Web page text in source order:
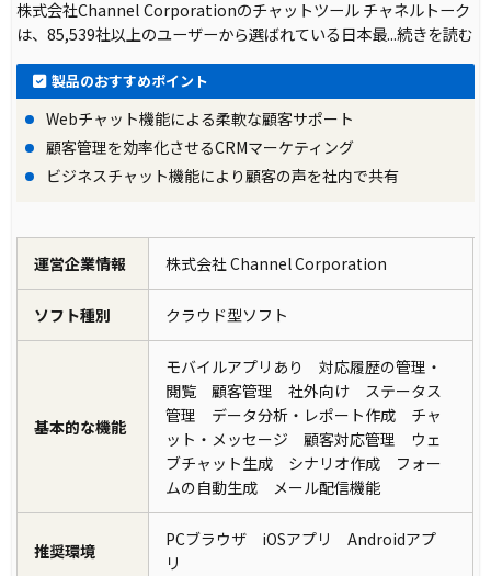
株式会社Channel Corporationのチャットツール チャネルトーク
は、85,539社以上のユーザーから選ばれている日本最...続きを読む
製品のおすすめポイント
Webチャット機能による柔軟な顧客サポート
顧客管理を効率化させるCRMマーケティング
ビジネスチャット機能により顧客の声を社内で共有
運営企業情報 株式会社 Channel Corporation
ソフト種別 クラウド型ソフト
基本的な機能
モバイルアプリあり 対応履歴の管理・
閲覧 顧客管理 社外向け ステータス
管理 データ分析・レポート作成 チャ
ット・メッセージ 顧客対応管理 ウェ
ブチャット生成 シナリオ作成 フォー
ムの自動生成 メール配信機能
推奨環境
PCブラウザ iOSアプリ Androidアプ
リ